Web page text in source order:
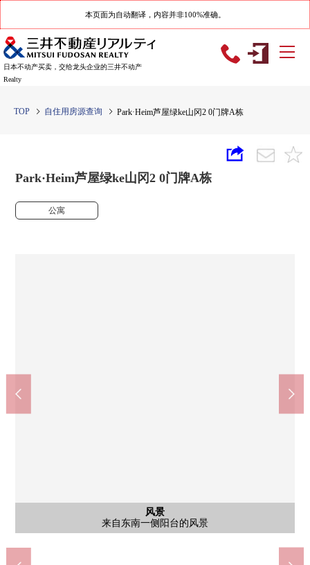
本页面为自动翻译，内容并非100%准确。
日本不动产买卖，交给龙头企业的三井不动产
Realty
TOP 自住用房源查询 Park·Heim芦屋绿ke山冈2 0门牌A栋
Park·Heim芦屋绿ke山冈2 0门牌A栋
公寓
风景
来自东南一侧阳台的风景
风景
来自北侧阳台的风景
外观
外观
风景
来自东南一侧阳台的风景
风景
来自东南一侧阳台的风景
风景
来自北侧阳台的风景
外观
外观
入口
入口
入口
入口
入口
入口
共有部分
共有部分
外观
外观
风景
来自北侧阳台的风景
风景
来自东南一侧阳台的风景